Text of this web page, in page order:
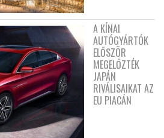
A KÍNAI
AUTÓGYÁRTÓK
ELŐSZÖR
MEGELŐZTÉK
JAPÁN
RIVÁLISAIKAT AZ
EU PIACÁN